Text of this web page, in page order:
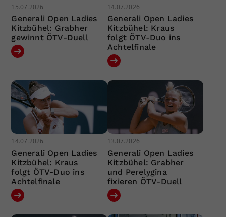
15.07.2026
Generali Open Ladies
Kitzbühel: Grabher
gewinnt ÖTV-Duell
14.07.2026
Generali Open Ladies
Kitzbühel: Kraus
folgt ÖTV-Duo ins
Achtelfinale
14.07.2026
Generali Open Ladies
Kitzbühel: Kraus
folgt ÖTV-Duo ins
Achtelfinale
13.07.2026
Generali Open Ladies
Kitzbühel: Grabher
und Perelygina
fixieren ÖTV-Duell